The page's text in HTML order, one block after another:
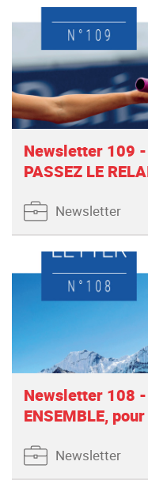
Newsletter 109 -
PASSEZ LE
Newsletter
Newsletter 108 -
ENSEMBLE,
Newsletter